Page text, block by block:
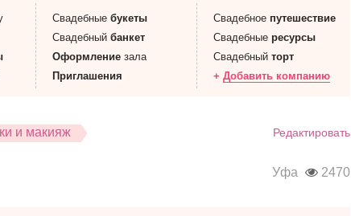
Свадебные букеты
Свадебный банкет
Оформление зала
Приглашения
Свадебное путешествие
Свадебные ресурсы
Свадебный торт
+ Добавить компанию
Редактировать
и макияж
Уфа 2470